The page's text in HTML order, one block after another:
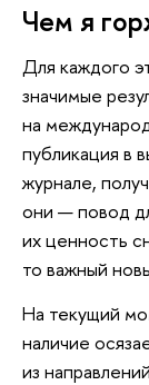
Чем я
Для каждого
значимые
на
публикация в
журнале,
они — повод
их ценность
то важный
На текущий
наличие
из